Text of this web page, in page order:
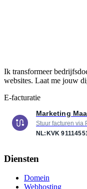
Ik transformeer
websites. Laat me jouw
E-facturatie
Marketing
Stuur facturen via
NL:KVK
Diensten
Domein
Webhosting